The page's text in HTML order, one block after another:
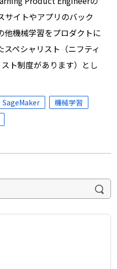
サイトやアプリのバック
他機械学習をプロダクトに
ペシャリスト（ニフティ
ト制度があります）とし
SageMaker
機械学習